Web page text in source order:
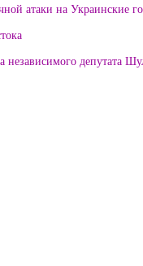
атаки на Украинские
депутата